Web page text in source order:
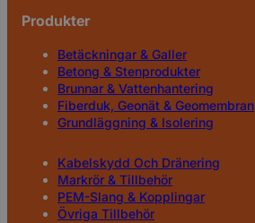
Produkter
Betäckningar & Galler
Betong & Stenprodukter
Brunnar & Vattenhantering
Fiberduk, Geonät & Geomembran
Grundläggning & Isolering
Kabelskydd Och Dränering
Markrör & Tillbehör
PEM-Slang & Kopplingar
Övriga Tillbehör